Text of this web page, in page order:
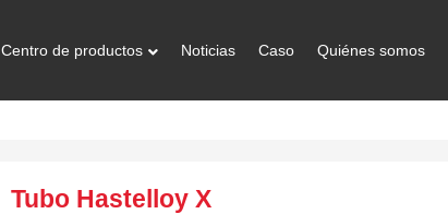
Centro de productos Noticias Caso Quiénes somos
Tubo Hastelloy X